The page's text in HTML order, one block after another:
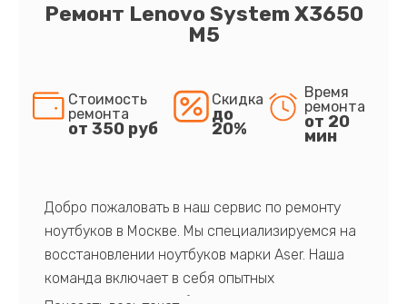
Ремонт Lenovo System X3650
M5
Стоимость
ремонта
от 350 руб
Скидка
до
20%
Время
ремонта
от 20
мин
Добро пожаловать в наш сервис по ремонту
ноутбуков в Москве. Мы специализируемся на
восстановлении ноутбуков марки Aser. Наша
команда включает в себя опытных